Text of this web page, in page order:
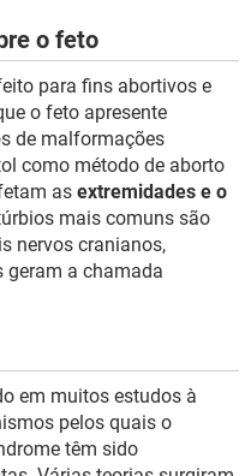
o feto
para fins abortivos e
o feto apresente
de malformações
como método de aborto
as extremidades e o
mais comuns são
nervos cranianos,
geram a chamada
em muitos estudos à
pelos quais o
têm sido